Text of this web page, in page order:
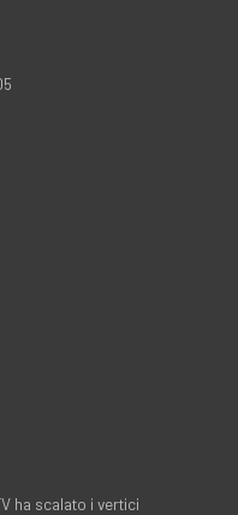
ha scalato i vertici